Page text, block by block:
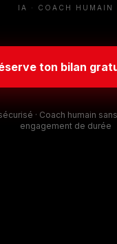
IA · COACH HUMAIN
ton bilan
· Coach humain
engagement de durée